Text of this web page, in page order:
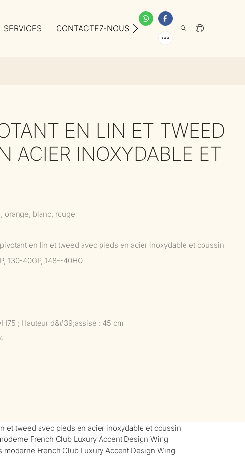
SERVICES CONTACTEZ-NOUS À PROPOS DE NOUS
EN LIN ET TWEED
ACIER INOXYDABLE ET
orange, blanc, rouge
en lin et tweed avec pieds en acier inoxydable et coussin
130-40GP, 148--40HQ
; Hauteur d&#39;assise : 45 cm